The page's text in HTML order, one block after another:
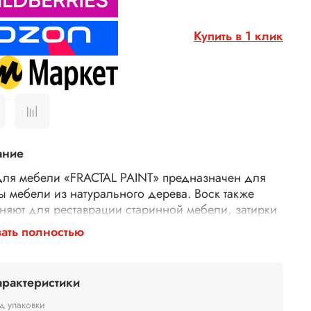
Купить в 1 клик
мебели «FRACTAL PAINT» предназначен для
мебели из натурального дерева. Воск также
для реставрации старинной мебели, затирки
трещин и царапин на древесине любых типов.
на чистую зашлифованную поверхность
помещений.
из натуральных природных компонентов:
полностью
упаковки